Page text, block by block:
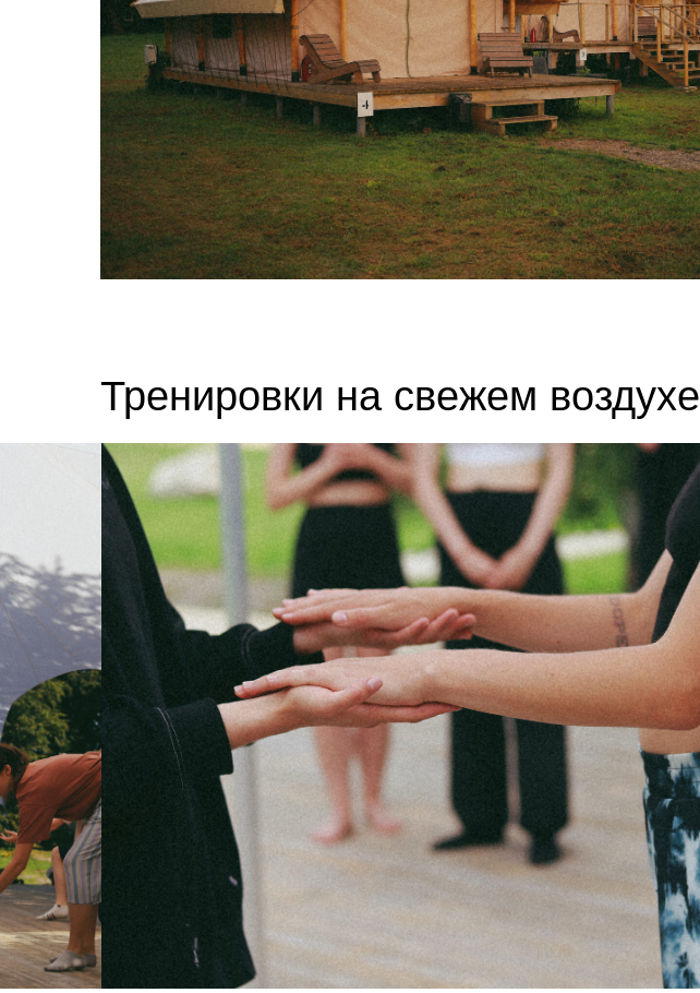
Тренировки на свежем воздухе